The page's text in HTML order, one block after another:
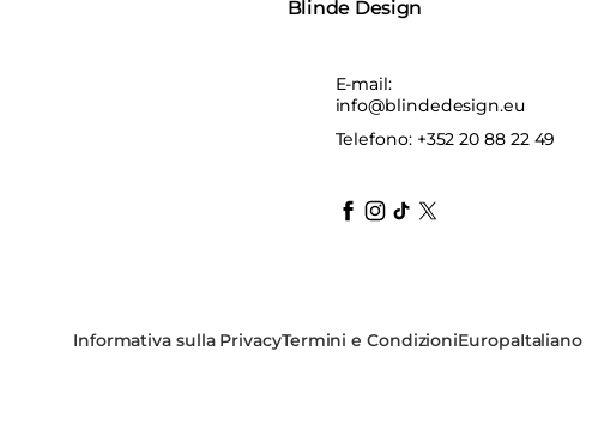
Blinde Design
E-mail:
info@blindedesign.eu
Telefono: +352 20 88 22 49
blindedesign
blindedesign
blindedesign
blinde-design
blindedesign
Informativa sulla PrivacyTermini e CondizioniEuropaItaliano